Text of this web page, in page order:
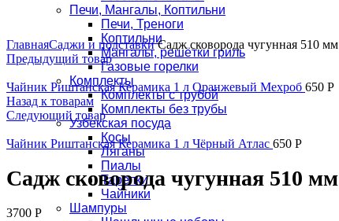
Печи, Мангалы, Коптильни
Печи, Треноги
Коптильни
Мангалы, решётки гриль
Газовые горелки
Комплекты
Комплекты с трубой
Комплекты без трубы
Узбекская посуда
Косы
Ляганы
Пиалы
Тарелки
Чайники
Шампуры
ГлавнаяСаджи и подставкиСадж сковорода чугунная 510 мм
Предыдущий товар
Чайник Риштанская Керамика 1 л Оранжевый Мехроб 650 Р
Назад к товарам
Следующий товар
Чайник Риштанская Керамика 1 л Чёрный Атлас 650 Р
Садж сковорода чугунная 510 мм
3700 Р